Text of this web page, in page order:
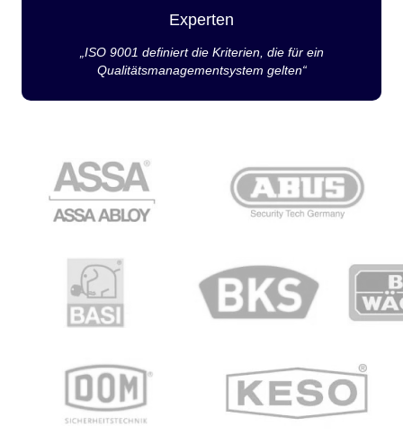
Experten
„ISO 9001 definiert die Kriterien, die für ein
Qualitätsmanagementsystem gelten“